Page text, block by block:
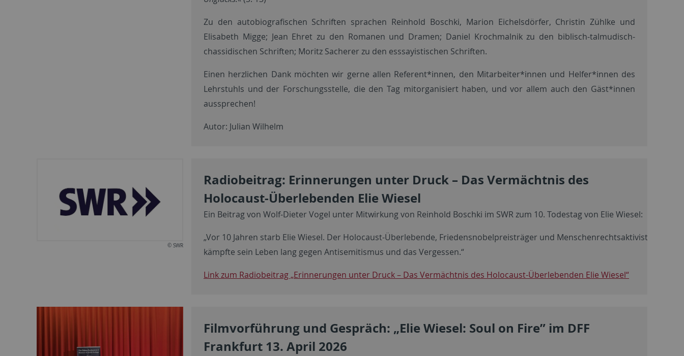
Zu den autobiografischen Schriften sprachen Reinhold Boschki, Marion Eichelsdörfer, Christin Zühlke und
Elisabeth Migge; Jean Ehret zu den Romanen und Dramen; Daniel Krochmalnik zu den biblisch-talmudisch-
chassidischen Schriften; Moritz Sacherer zu den esssayistischen Schriften.
Einen herzlichen Dank möchten wir gerne allen Referent*innen, den Mitarbeiter*innen und Helfer*innen des
Lehrstuhls und der Forschungsstelle, die den Tag mitorganisiert haben, und vor allem auch den Gäst*innen
aussprechen!
Autor: Julian Wilhelm
© SWR
Radiobeitrag: Erinnerungen unter Druck – Das Vermächtnis des
Holocaust-Überlebenden Elie Wiesel
Ein Beitrag von Wolf-Dieter Vogel unter Mitwirkung von Reinhold Boschki im SWR zum 10. Todestag von Elie Wiesel:
„Vor 10 Jahren starb Elie Wiesel. Der Holocaust-Überlebende, Friedensnobelpreisträger und Menschenrechtsaktivist
kämpfte sein Leben lang gegen Antisemitismus und das Vergessen.“
Link zum Radiobeitrag „Erinnerungen unter Druck – Das Vermächtnis des Holocaust-Überlebenden Elie Wiesel“
Filmvorführung und Gespräch: „Elie Wiesel: Soul on Fire” im DFF
Frankfurt 13. April 2026